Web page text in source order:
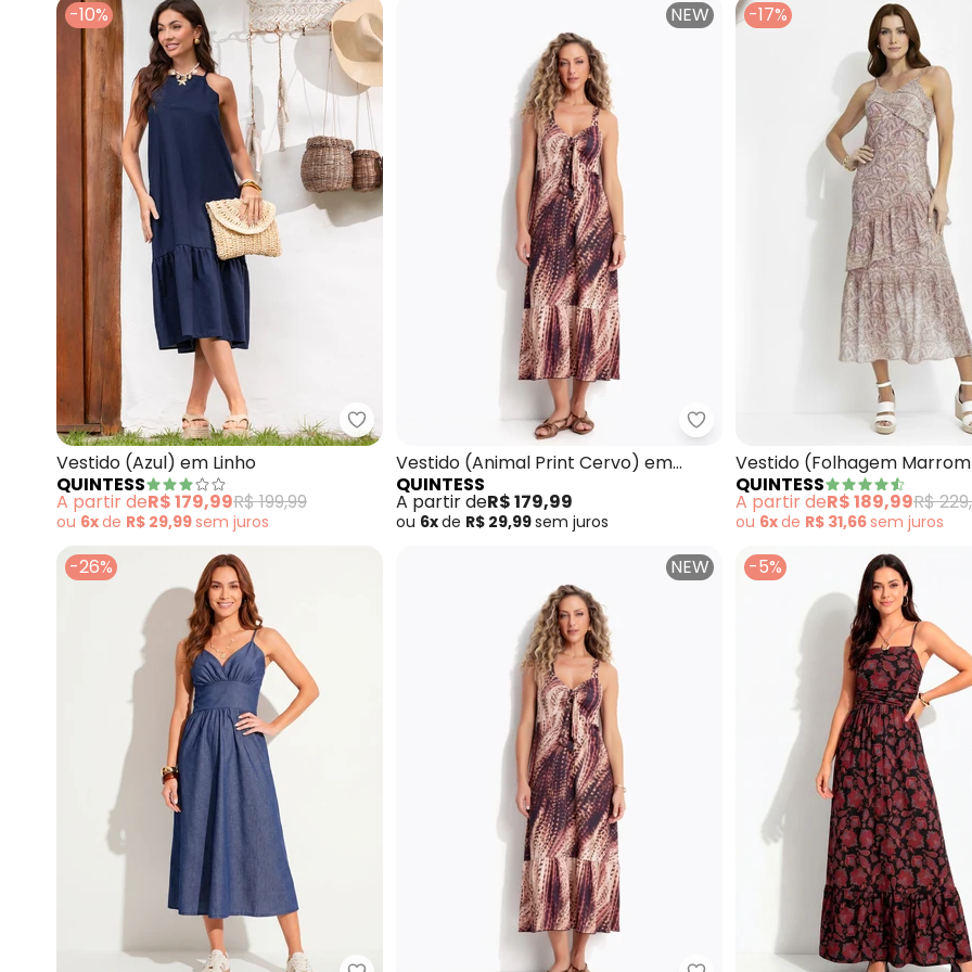
-10%
Quintess - Vestido (Azul) em Linho
Vestido (Azul) em Linho
QUINTESS
A partir deR$ 179,99R$ 199,99
ou 6xde R$ 29,99sem juros
NEW
Quintess - Vestido (Animal Print
Vestido (Animal Print Cervo) em
Malha Fria
QUINTESS
A partir deR$ 179,99
ou 6xde R$ 29,99sem juros
-17%
Vestido (Folhagem
QUINTESS
A partir deR$ 189,99R$
ou 6xde R$ 31,66sem juros
-26% NEW -5%